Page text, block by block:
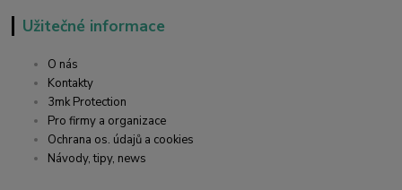
Užitečné informace
O nás
Kontakty
3mk Protection
Pro firmy a organizace
Ochrana os. údajů a cookies
Návody, tipy, news